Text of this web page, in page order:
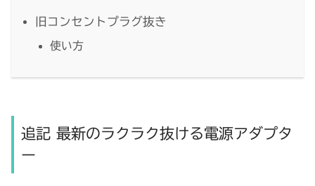
旧コンセントプラグ抜き
使い方
追記 最新のラクラク抜ける電源アダプタ
ー